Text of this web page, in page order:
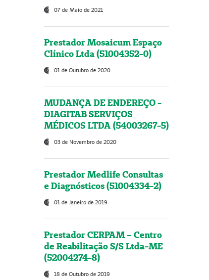
07 de Maio de 2021
Prestador Mosaicum Espaço
Clínico Ltda (51004352-0)
01 de Outubro de 2020
MUDANÇA DE ENDEREÇO -
DIAGITAB SERVIÇOS
MÉDICOS LTDA (54003267-5)
03 de Novembro de 2020
Prestador Medlife Consultas
e Diagnósticos (51004334-2)
01 de Janeiro de 2019
Prestador CERPAM – Centro
de Reabilitação S/S Ltda-ME
(52004274-8)
18 de Outubro de 2019